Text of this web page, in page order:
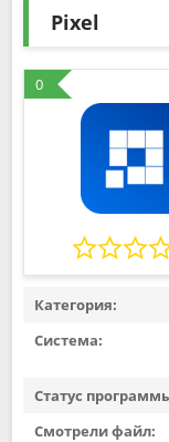
Pixel
0
Категория:
Система:
Статус
Смотрели файл: